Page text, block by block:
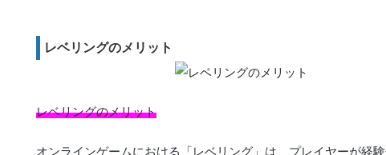
レベリングのメリット
レベリングのメリット
オンラインゲームにおける「レベリング」は、プレイヤーが経